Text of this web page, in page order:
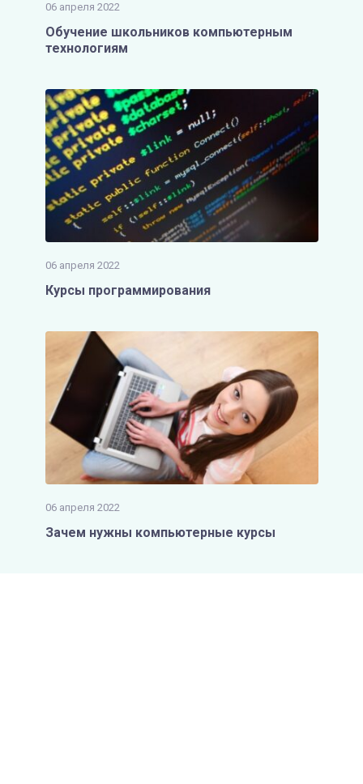
06 апреля 2022
Обучение школьников компьютерным
технологиям
06 апреля 2022
Курсы программирования
06 апреля 2022
Зачем нужны компьютерные курсы